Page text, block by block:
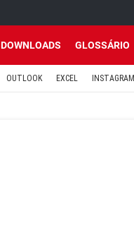
DOWNLOADS GLOSSÁRIO
OUTLOOK EXCEL INSTAGRAM